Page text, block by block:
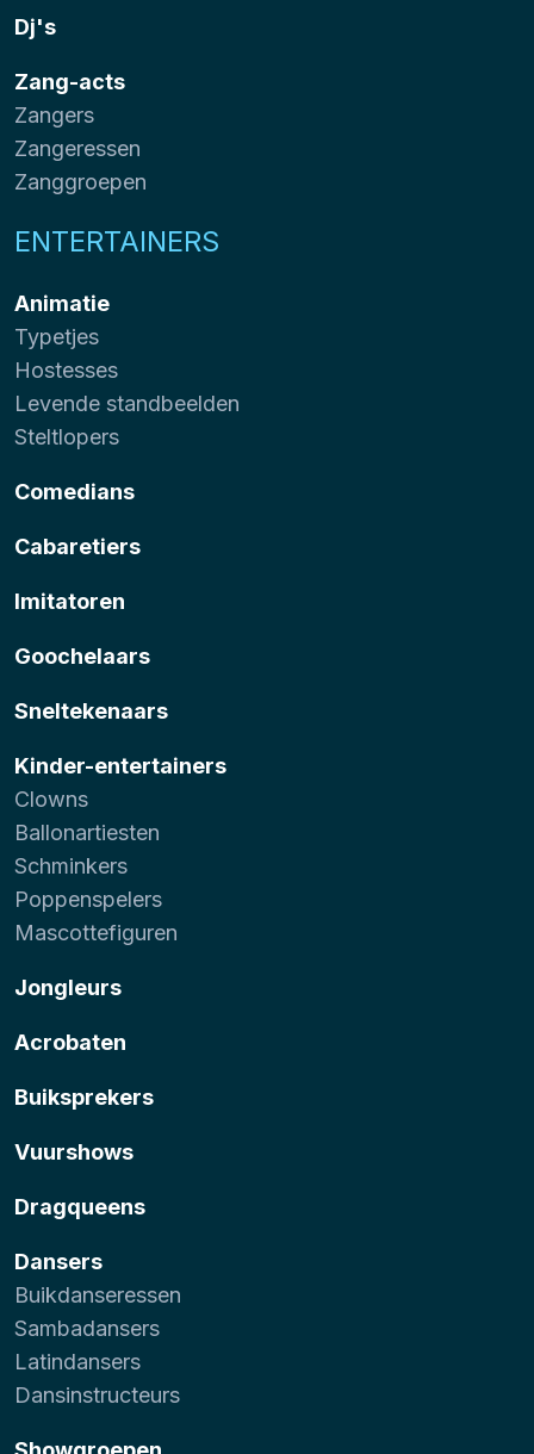
Dj's
Zang-acts
Zangers
Zangeressen
Zanggroepen
ENTERTAINERS
Animatie
Typetjes
Hostesses
Levende standbeelden
Steltlopers
Comedians
Cabaretiers
Imitatoren
Goochelaars
Sneltekenaars
Kinder-entertainers
Clowns
Ballonartiesten
Schminkers
Poppenspelers
Mascottefiguren
Jongleurs
Acrobaten
Buiksprekers
Vuurshows
Dragqueens
Dansers
Buikdanseressen
Sambadansers
Latindansers
Dansinstructeurs